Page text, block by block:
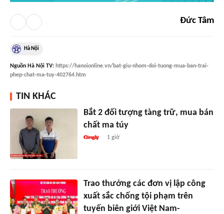
Đức Tâm
Hà Nội
Nguồn Hà Nội TV: https://hanoionline.vn/bat-giu-nhom-doi-tuong-mua-ban-trai-
phep-chat-ma-tuy-402764.htm
TIN KHÁC
Bắt 2 đối tượng tàng trữ, mua bán
chất ma túy
1 giờ
Trao thưởng các đơn vị lập công
xuất sắc chống tội phạm trên
tuyến biên giới Việt Nam-